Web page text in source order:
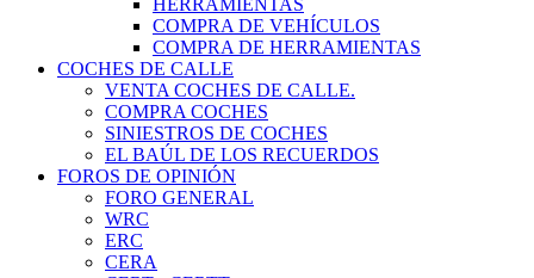
HERRAMIENTAS
COMPRA DE VEHÍCULOS
COMPRA DE HERRAMIENTAS
COCHES DE CALLE
VENTA COCHES DE CALLE.
COMPRA COCHES
SINIESTROS DE COCHES
EL BAÚL DE LOS RECUERDOS
FOROS DE OPINIÓN
FORO GENERAL
WRC
ERC
CERA